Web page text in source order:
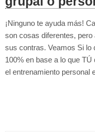
¡Ninguno te ayuda más!
son cosas diferentes,
sus contras. Veamos Si lo
100% en base a lo que
el entrenamiento personal
sea general y para todos